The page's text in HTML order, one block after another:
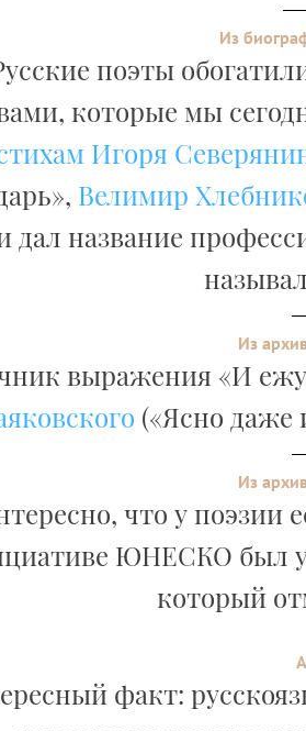
Из
поэты
которые мы
Игоря
Велимир
дал название
Из
выражения «И
(«Ясно
Из
что у поэзии
ЮНЕСКО был
который
факт: